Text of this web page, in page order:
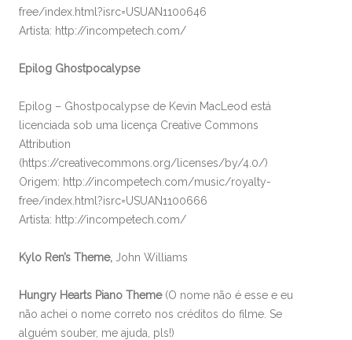
free/index.html?isrc=USUAN1100646
Artista: http://incompetech.com/
Epilog Ghostpocalypse
Epilog – Ghostpocalypse de Kevin MacLeod está
licenciada sob uma licença Creative Commons
Attribution
(https://creativecommons.org/licenses/by/4.0/)
Origem: http://incompetech.com/music/royalty-
free/index.html?isrc=USUAN1100666
Artista: http://incompetech.com/
Kylo Ren’s Theme, John Williams
Hungry Hearts Piano Theme(O nome não é esse e eu
não achei o nome correto nos créditos do filme. Se
alguém souber, me ajuda, pls!)